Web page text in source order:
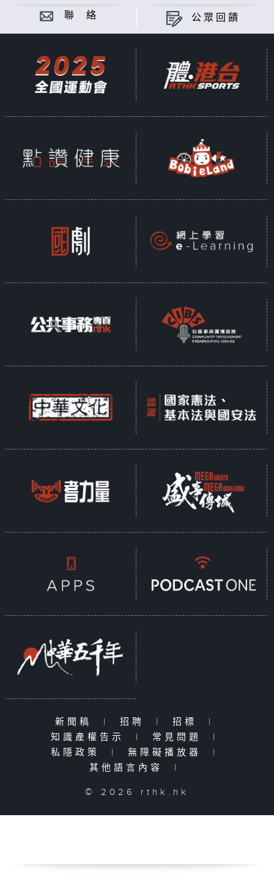
聯 絡 公眾回饋
新聞稿 | 招聘 | 招標
|
知識產權告示
| 常見問題
|
私隱政策
| 無障礙播放器
|
其他語言內容
|
© 2026 rthk.hk